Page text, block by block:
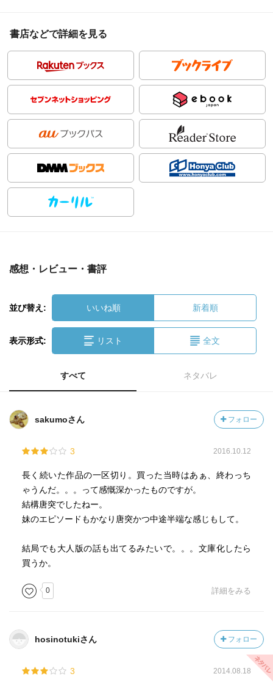
書店などで詳細を見る
感想・レビュー・書評
並び替え: いいね順 新着順
表示形式: リスト 全文
すべて ネタバレ
sakumoさん フォロー
3 2016.10.12
長く続いた作品の一区切り。買った当時はあぁ、終わっち
ゃうんだ。。。って感慨深かったものですが。
結構唐突でしたねー。
妹のエピソードもかなり唐突かつ中途半端な感じもして。
結局でも大人版の話も出てるみたいで。。。文庫化したら
買うか。
0 詳細をみる
hosinotukiさん フォロー
3 2014.08.18